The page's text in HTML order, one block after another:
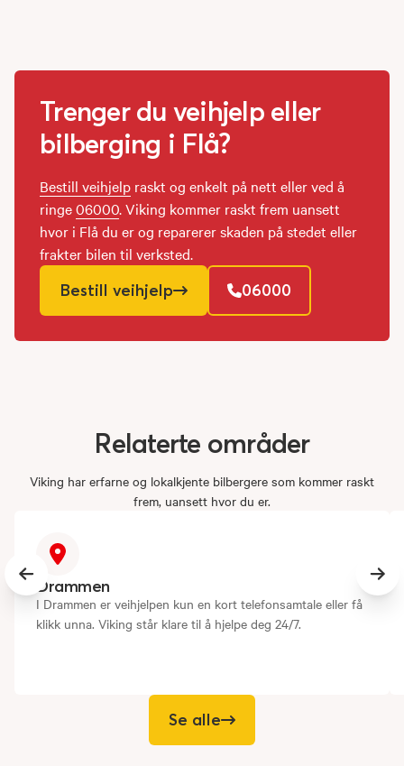
Trenger du veihjelp eller
bilberging i Flå?
Bestill veihjelp raskt og enkelt på nett eller ved å
ringe06000. Viking kommer raskt frem uansett
hvor i Flå du er og reparerer skaden på stedet eller
frakter bilen til verksted.
Bestill veihjelp 06000
Relaterte områder
Viking har erfarne og lokalkjente bilbergere som kommer raskt
frem, uansett hvor du er.
Drammen
I Drammen er veihjelpen kun en kort telefonsamtale eller få
klikk unna. Viking står klare til å hjelpe deg 24/7.
Previous slide
Se alle